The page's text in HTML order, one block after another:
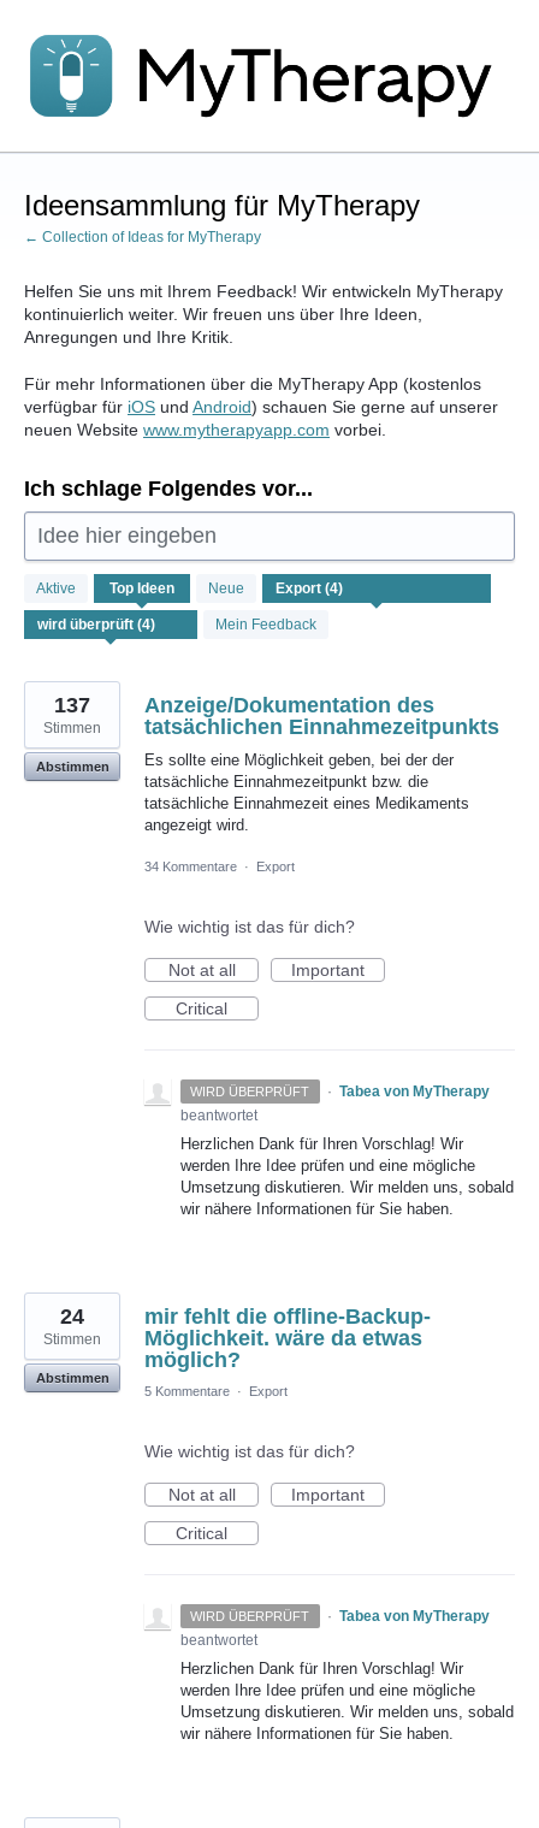
Inhalt
springen
Ideensammlung für MyTherapy
← Collection of Ideas for MyTherapy
Helfen Sie uns mit Ihrem Feedback! Wir entwickeln MyTherapy
kontinuierlich weiter. Wir freuen uns über Ihre Ideen,
Anregungen und Ihre Kritik.
Für mehr Informationen über die MyTherapy App (kostenlos
verfügbar für iOS und Android) schauen Sie gerne auf unserer
neuen Website www.mytherapyapp.com vorbei.
Ich schlage Folgendes vor...
Idee hier eingeben
Aktive Top Ideen Neue
Mein Feedback
gefundene
Ergebnisse
Anzeige/Dokumentation des
tatsächlichen Einnahmezeitpunkts
Es sollte eine Möglichkeit geben, bei der der
tatsächliche Einnahmezeitpunkt bzw. die
tatsächliche Einnahmezeit eines Medikaments
angezeigt wird.
137
Stimmen
Abstimmen
34 Kommentare · Export
Wie wichtig ist das für dich?
Not at all
Important
Critical
WIRD ÜBERPRÜFT · Tabea von MyTherapy
beantwortet
Herzlichen Dank für Ihren Vorschlag! Wir
werden Ihre Idee prüfen und eine mögliche
Umsetzung diskutieren. Wir melden uns, sobald
wir nähere Informationen für Sie haben.
mir fehlt die offline-Backup-
Möglichkeit. wäre da etwas
möglich?
24
Stimmen
Abstimmen
5 Kommentare · Export
Wie wichtig ist das für dich?
Not at all
Important
Critical
WIRD ÜBERPRÜFT · Tabea von MyTherapy
beantwortet
Herzlichen Dank für Ihren Vorschlag! Wir
werden Ihre Idee prüfen und eine mögliche
Umsetzung diskutieren. Wir melden uns, sobald
wir nähere Informationen für Sie haben.